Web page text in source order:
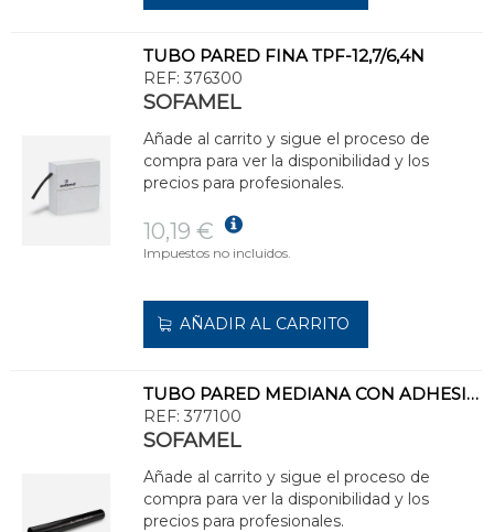
TUBO PARED FINA TPF-12,7/6,4N
REF: 376300
SOFAMEL
Añade al carrito y sigue el proceso de
compra para ver la disponibilidad y los
precios para profesionales.
10,19 €
Impuestos no incluidos.
AÑADIR AL CARRITO
TUBO PARED MEDIANA CON ADHESIVO TPMA-12/3
REF: 377100
SOFAMEL
Añade al carrito y sigue el proceso de
compra para ver la disponibilidad y los
precios para profesionales.